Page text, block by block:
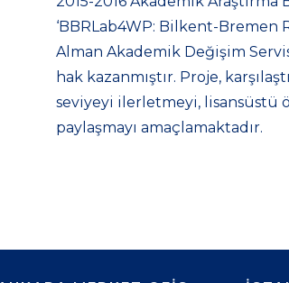
‘BBRLab4WP: Bilkent-Bremen
Alman Akademik Değişim
hak kazanmıştır. Proje,
seviyeyi ilerletmeyi, lisansüstü
paylaşmayı amaçlamaktadır.